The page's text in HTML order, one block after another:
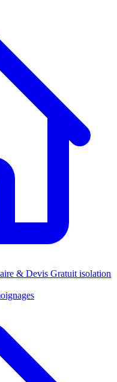
& Devis Gratuit isolation